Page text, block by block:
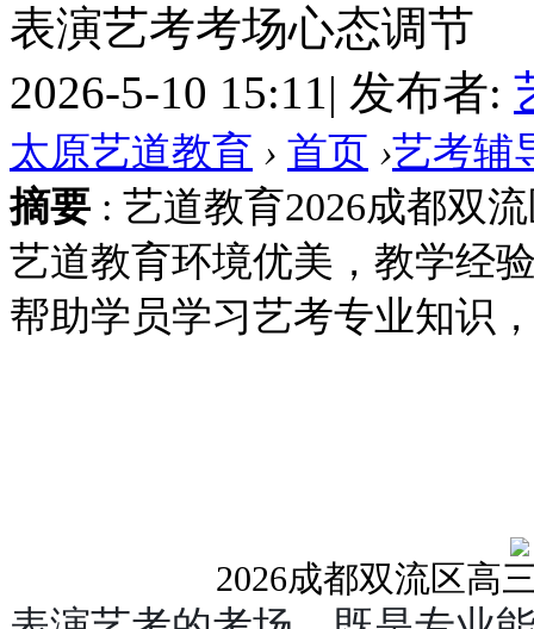
表演艺考考场心态调节
2026-5-10 15:11| 发布者:
太原艺道教育 › 首页 ›艺考辅
摘要 : 艺道教育2026成都双
艺道教育环境优美，教学经
帮助学员学习艺考专业知识
2026成都双流区高